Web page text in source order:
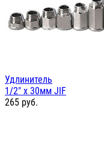
Удлинитель
1/2" х 30мм JIF
265 руб.